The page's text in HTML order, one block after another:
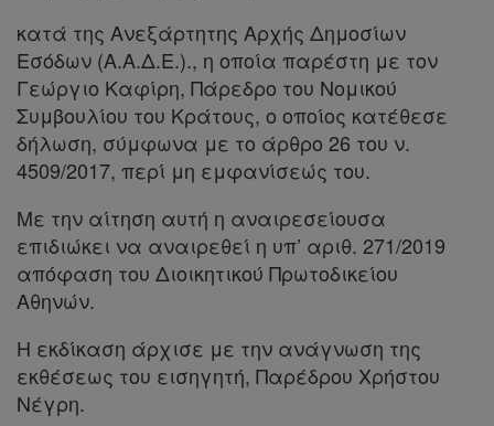
Πληροφορίες
Εταιρεία
Επικοινωνία
Όροι
χρήσης
Πολιτική
απορρήτου
και
cookies
κατά της Ανεξάρτητης Αρχής Δημοσίων
Εσόδων (Α.Α.Δ.Ε.)., η οποία παρέστη με τον
Γεώργιο Καφίρη, Πάρεδρο του Νομικού
Συμβουλίου του Κράτους, ο οποίος κατέθεσε
δήλωση, σύμφωνα με το άρθρο 26 του ν.
4509/2017, περί μη εμφανίσεώς του.
Με την αίτηση αυτή η αναιρεσείουσα
επιδιώκει να αναιρεθεί η υπ’ αριθ. 271/2019
απόφαση του Διοικητικού Πρωτοδικείου
Αθηνών.
Η εκδίκαση άρχισε με την ανάγνωση της
εκθέσεως του εισηγητή, Παρέδρου Χρήστου
Νέγρη.